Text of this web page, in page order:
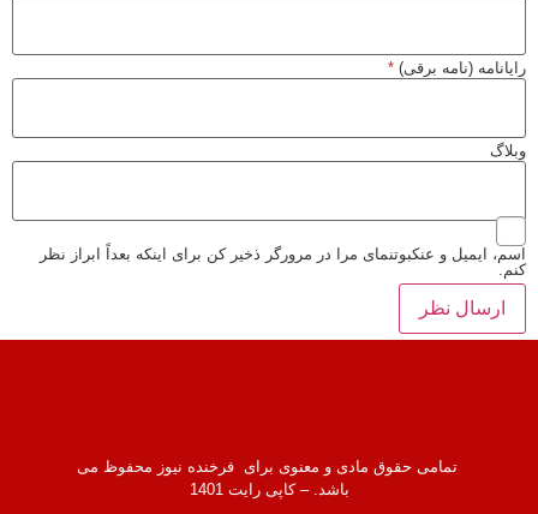
رایانامه (نامه برقی)*
وبلاگ
اسم، ایمیل و عنکبوتنمای مرا در مرورگر ذخیر کن برای اینکه بعداً ابراز نظر
کنم.
تمامی حقوق مادی و معنوی برای فرخنده نیوز محفوظ می
باشد. – کاپی رایت 1401